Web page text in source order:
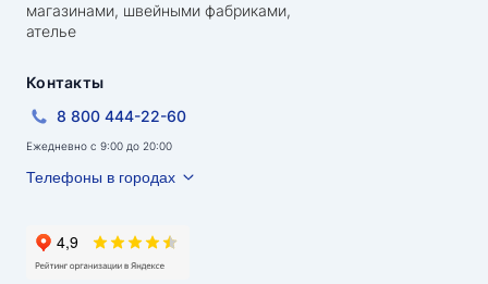
магазинами, швейными фабриками,
ателье
Контакты
8 800 444-22-60
Ежедневно с 9:00 до 20:00
Телефоны в городах